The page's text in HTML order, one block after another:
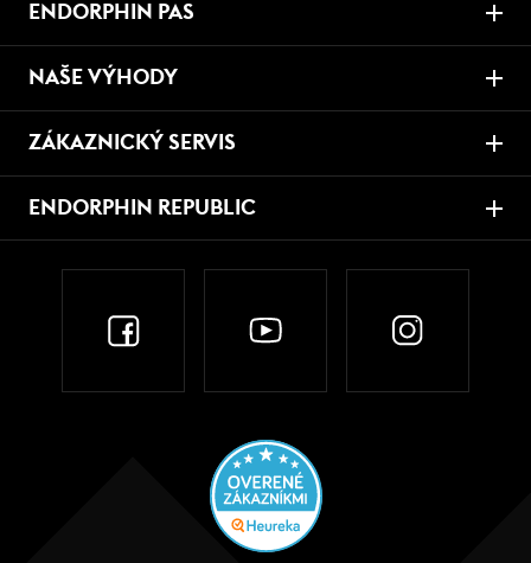
ENDORPHIN PAS
NAŠE VÝHODY
ZÁKAZNICKÝ SERVIS
ENDORPHIN REPUBLIC